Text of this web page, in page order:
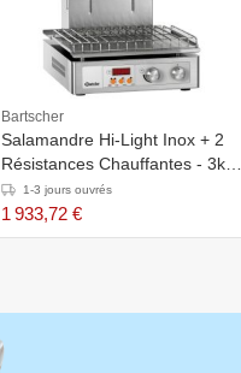
Bartscher
Salamandre Hi-Light Inox + 2
Résistances Chauffantes - 3kW
- 400x570x515(h)mm
1-3 jours ouvrés
1 933,72 €